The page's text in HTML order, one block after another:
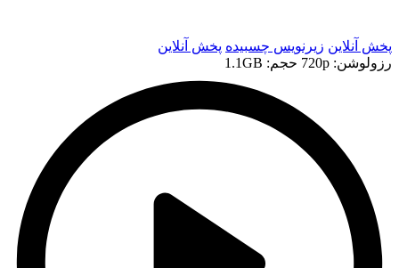
پخش آنلاین زیرنویس چسبیده پخش آنلاین
رزولوشن: 720p
حجم: 1.1GB